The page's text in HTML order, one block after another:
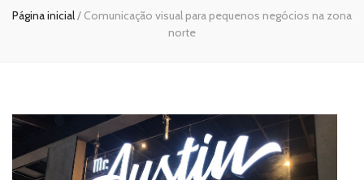
Página inicial/ Comunicação visual para pequenos negócios na zona
norte